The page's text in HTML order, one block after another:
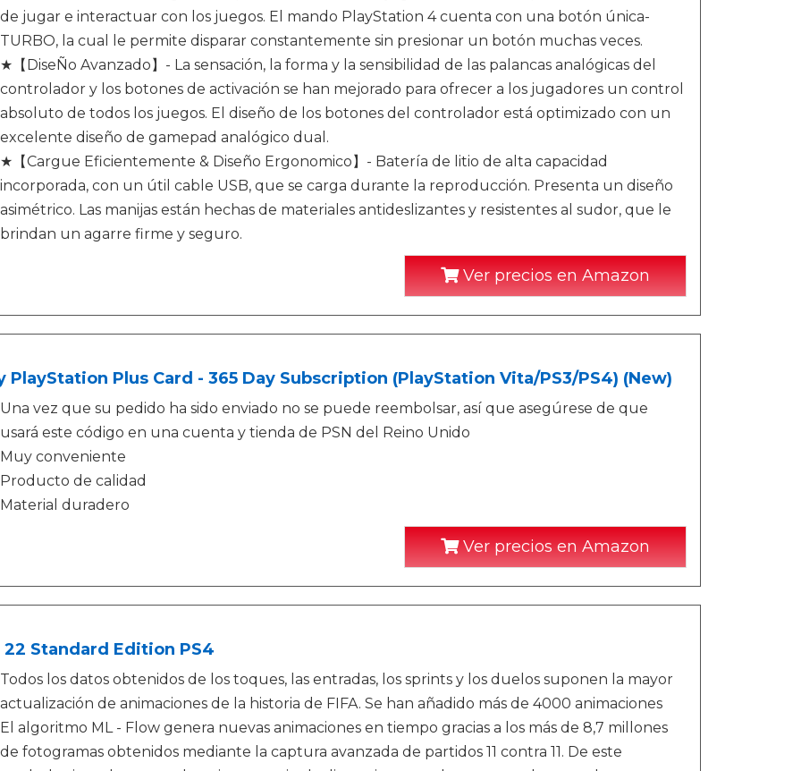
de jugar e interactuar con los juegos. El mando PlayStation 4 cuenta con una botón única-
TURBO, la cual le permite disparar constantemente sin presionar un botón muchas veces.
★【DiseÑo Avanzado】- La sensación, la forma y la sensibilidad de las palancas analógicas del
controlador y los botones de activación se han mejorado para ofrecer a los jugadores un control
absoluto de todos los juegos. El diseño de los botones del controlador está optimizado con un
excelente diseño de gamepad analógico dual.
★【Cargue Eficientemente & Diseño Ergonomico】- Batería de litio de alta capacidad
incorporada, con un útil cable USB, que se carga durante la reproducción. Presenta un diseño
asimétrico. Las manijas están hechas de materiales antideslizantes y resistentes al sudor, que le
brindan un agarre firme y seguro.
Ver precios en Amazon
PlayStation Plus Card - 365 Day Subscription (PlayStation Vita/PS3/PS4) (New)
Una vez que su pedido ha sido enviado no se puede reembolsar, así que asegúrese de que
usará este código en una cuenta y tienda de PSN del Reino Unido
Muy conveniente
Producto de calidad
Material duradero
Ver precios en Amazon
22 Standard Edition PS4
Todos los datos obtenidos de los toques, las entradas, los sprints y los duelos suponen la mayor
actualización de animaciones de la historia de FIFA. Se han añadido más de 4000 animaciones
El algoritmo ML - Flow genera nuevas animaciones en tiempo gracias a los más de 8,7 millones
de fotogramas obtenidos mediante la captura avanzada de partidos 11 contra 11. De este